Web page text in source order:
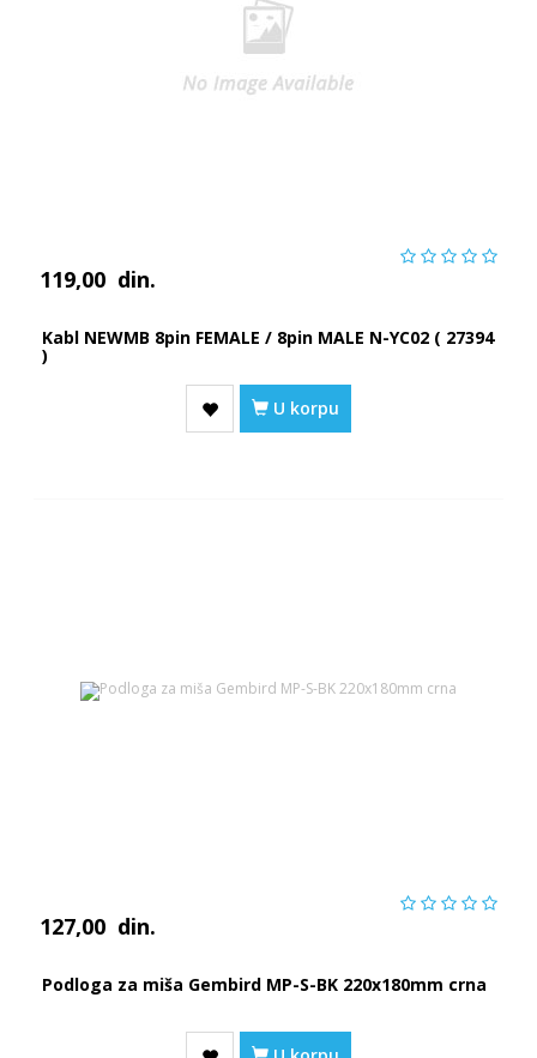
119,00 din.
Kabl NEWMB 8pin FEMALE / 8pin MALE N-YC02 ( 27394
)
U korpu
127,00 din.
Podloga za miša Gembird MP-S-BK 220x180mm crna